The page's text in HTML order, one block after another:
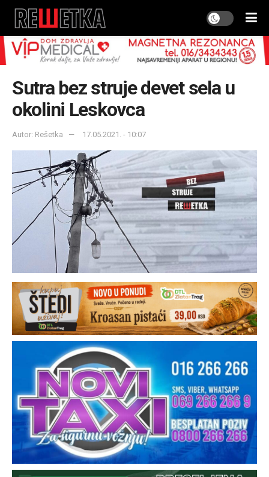
Sutra bez struje devet sela u
okolini Leskovca
Autor: Rešetka 17.05.2021. - 10:07